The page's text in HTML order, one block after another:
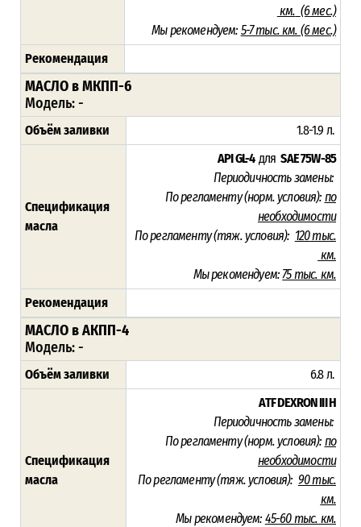
км. (6 мес.)
Мы рекомендуем: 5-7 тыс. км. (6 мес.)
Рекомендация
МАСЛО в МКПП-6
Модель: -
Объём заливки 1.8-1.9 л.
Спецификация
масла
API GL-4 дляSAE 75W-85
Периодичность замены:
По регламенту (норм. условия): по
необходимости
По регламенту (тяж. условия): 120тыс.
км.
Мы рекомендуем:75 тыс. км.
Рекомендация
МАСЛО в АКПП-4
Модель: -
Объём заливки 6.8 л.
Спецификация
масла
ATF DEXRON III H
Периодичность замены:
По регламенту (норм. условия): по
необходимости
По регламенту (тяж. условия): 90 тыс.
км.
Мы рекомендуем: 45-60 тыс. км.